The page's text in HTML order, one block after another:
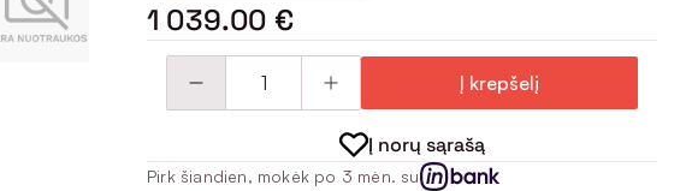
1 039.00 €
Į krepšelį
Į norų sąrašą
Pirk šiandien, mokėk po 3 mėn. su